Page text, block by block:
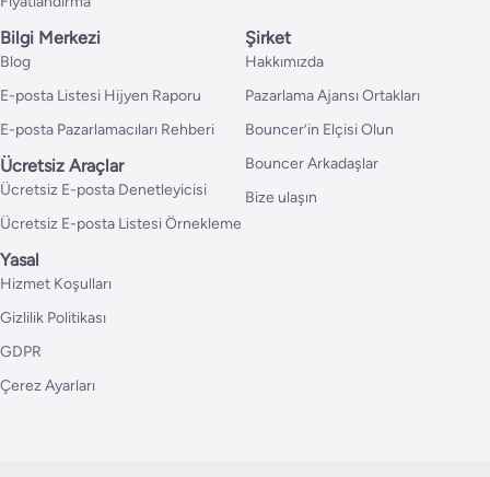
Bilgi Merkezi
Blog
E-posta Listesi Hijyen Raporu
E-posta Pazarlamacıları Rehberi
Ücretsiz Araçlar
Ücretsiz E-posta Denetleyicisi
Ücretsiz E-posta Listesi Örnekleme
Şirket
Hakkımızda
Pazarlama Ajansı Ortakları
Bouncer’in Elçisi Olun
Bouncer Arkadaşlar
Bize ulaşın
Yasal
Hizmet Koşulları
Gizlilik Politikası
GDPR
Çerez Ayarları